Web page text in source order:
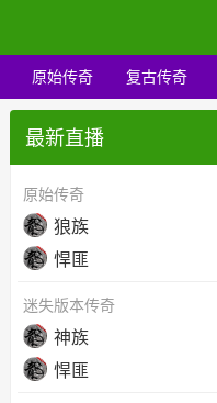
原始传奇 复古传奇
最新直播
原始传奇
狼族
悍匪
迷失版本传奇
神族
悍匪